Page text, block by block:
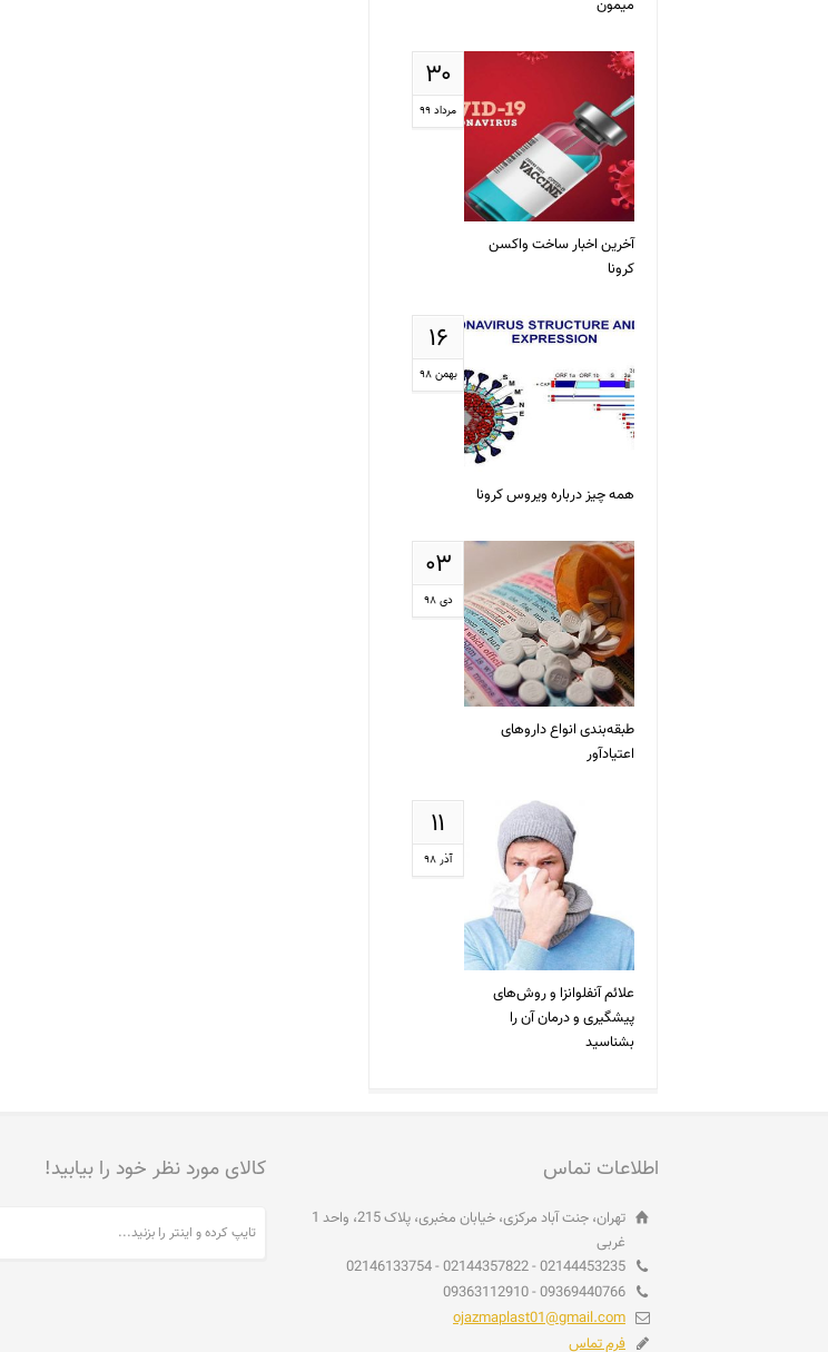
میمون
۳۰
مرداد ۹۹
آخرین اخبار ساخت واکسن
کرونا
۱۶
بهمن ۹۸
همه چیز درباره ویروس کرونا
۰۳
دی ۹۸
طبقه‌بندی انواع داروهای
اعتیادآور
۱۱
آذر ۹۸
علائم آنفلوانزا و روش‌های
پیشگیری و درمان آن را
بشناسید
اطلاعات تماس
تهران، جنت آباد مرکزی، خیابان مخبری، پلاک 215، واحد 1
غربی
02144453235 - 02144357822 - 02146133754
09369440766 - 09363112910
ojazmaplast01@gmail.com
فرم تماس
کالای مورد نظر خود را بیابید!